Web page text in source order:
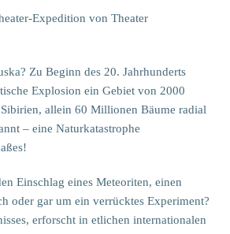
Expedition von Theater
Zu Beginn des 20. Jahrhunderts
Explosion ein Gebiet von 2000
allein 60 Millionen Bäume radial
– eine Naturkatastrophe
Einschlag eines Meteoriten, einen
oder gar um ein verrücktes Experiment?
erforscht in etlichen internationalen